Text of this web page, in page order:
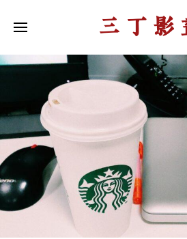
三丁影